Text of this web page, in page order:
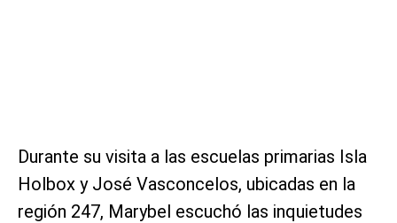
Durante su visita a las escuelas primarias Isla
Holbox y José Vasconcelos, ubicadas en la
región 247, Marybel escuchó las inquietudes